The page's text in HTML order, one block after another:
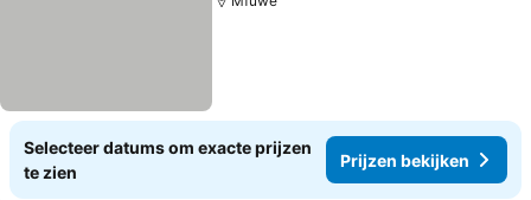
Selecteer datums om exacte prijzen
te zien
Prijzen bekijken